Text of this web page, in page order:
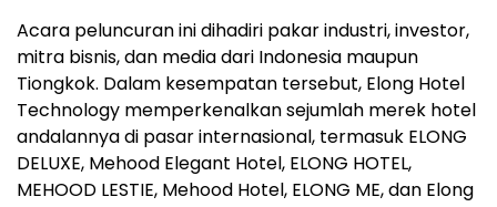
Acara peluncuran ini dihadiri pakar industri, investor,
mitra bisnis, dan media dari Indonesia maupun
Tiongkok. Dalam kesempatan tersebut, Elong Hotel
Technology memperkenalkan sejumlah merek hotel
andalannya di pasar internasional, termasuk ELONG
DELUXE, Mehood Elegant Hotel, ELONG HOTEL,
MEHOOD LESTIE, Mehood Hotel, ELONG ME, dan Elong